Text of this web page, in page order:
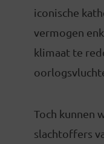
iconische
vermogen
klimaat te
Toch kunnen
slachtoffers